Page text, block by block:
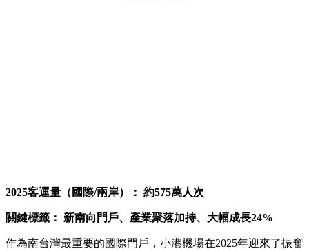
2025客運量（國際/兩岸）： 約575萬人次
關鍵標籤： 新南向門戶、產業聚落加持、大幅成長24%
作為南台灣最重要的國際門戶，小港機場在2025年迎來了振奮